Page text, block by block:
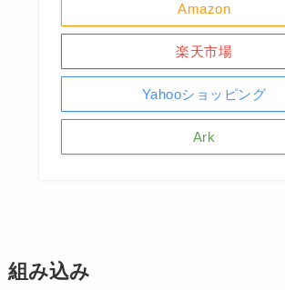
Amazon
楽天市場
Yahooショッピング
Ark
組み込み